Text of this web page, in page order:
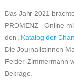
Das Jahr 2021
PROMENZ –Online
den „ Katalog der
Die Journalistinnen
Felder-Zimmermann
Beiträge.